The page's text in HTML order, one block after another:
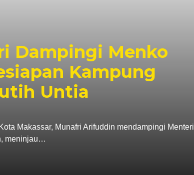
Dampingi Menko
Kampung
Untia
Makassar, Munafri Arifuddin mendampingi Menteri
meninjau…